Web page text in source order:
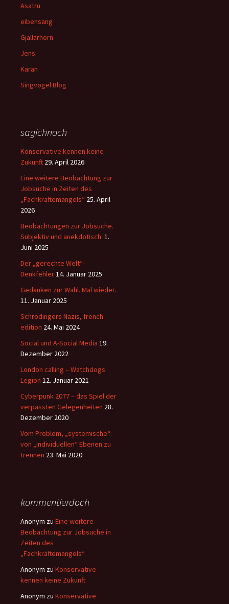
Asatru
eibensang
Gjallarhorn
Jens
Karan
Singvøgel Blog
sagichnoch
Konservative kennen keine
Zukunft 29. April 2026
Eine weitere Beobachtung zur
Jobsuche in Zeiten des
„Fachkräftemangels“ 25. April
2026
Beobachtungen zur Jobsuche.
Subjektiv und anekdotisch. 1.
Juni 2025
Der „gerechte Welt“-
Denkfehler 14. Januar 2025
Gedanken zur Wahl. Mal wieder.
11. Januar 2025
Schrödingers Nazis, french
edition 24. Mai 2024
Social und A-Social Media 19.
Dezember 2022
London calling – Watchdogs
Legion 12. Januar 2021
Cyberpunk 2077 – das Spiel der
verpassten Gelegenheiten 28.
Dezember 2020
Vom Problem, „systemische“
von „individuellen“ Ebenen zu
trennen 23. Mai 2020
kommentierdoch
Anonym zu Eine weitere
Beobachtung zur Jobsuche in
Zeiten des
„Fachkräftemangels“
Anonym zu Konservative
kennen keine Zukunft
Anonym zu Konservative